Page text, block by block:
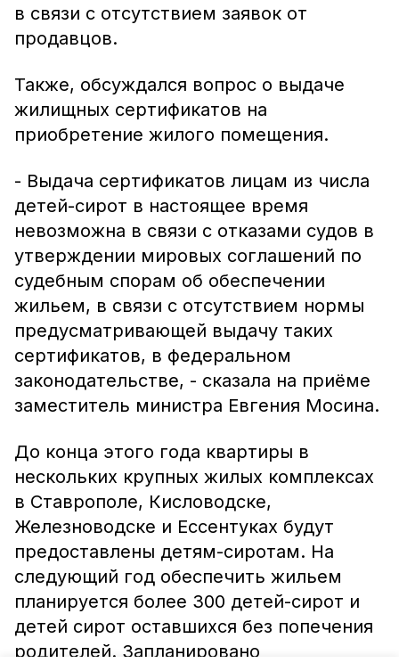
в связи с отсутствием заявок от
продавцов.
Также, обсуждался вопрос о выдаче
жилищных сертификатов на
приобретение жилого помещения.
- Выдача сертификатов лицам из числа
детей-сирот в настоящее время
невозможна в связи с отказами судов в
утверждении мировых соглашений по
судебным спорам об обеспечении
жильем, в связи с отсутствием нормы
предусматривающей выдачу таких
сертификатов, в федеральном
законодательстве, - сказала на приёме
заместитель министра Евгения Мосина.
До конца этого года квартиры в
нескольких крупных жилых комплексах
в Ставрополе, Кисловодске,
Железноводске и Ессентуках будут
предоставлены детям-сиротам. На
следующий год обеспечить жильем
планируется более 300 детей-сирот и
детей сирот оставшихся без попечения
родителей. Запланировано